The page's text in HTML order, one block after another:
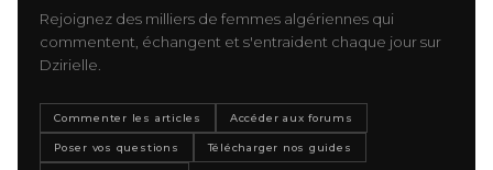
Rejoignez des milliers de femmes algériennes qui
commentent, échangent et s'entraident chaque jour sur
Dzirielle.
Commenter les articles Accéder aux forums
Poser vos questions Télécharger nos guides